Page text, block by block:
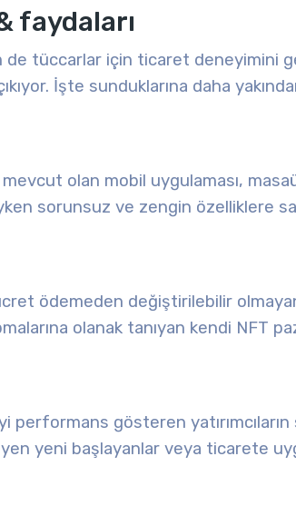
faydaları
de tüccarlar için ticaret deneyimini
İşte sunduklarına daha
mevcut olan mobil uygulaması,
sorunsuz ve zengin özelliklere
ödemeden değiştirilebilir
olanak tanıyan kendi NFT
performans gösteren
yeni başlayanlar veya ticarete